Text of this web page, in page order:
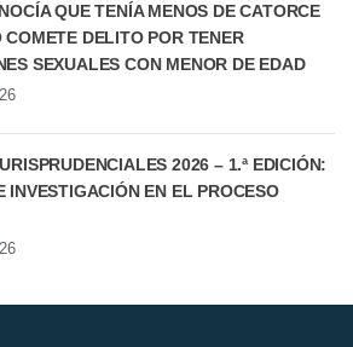
QUE TENÍA MENOS DE CATORCE
COMETE DELITO POR TENER
SEXUALES CON MENOR DE EDAD
2026 – 1.ª EDICIÓN:
INVESTIGACIÓN EN EL PROCESO